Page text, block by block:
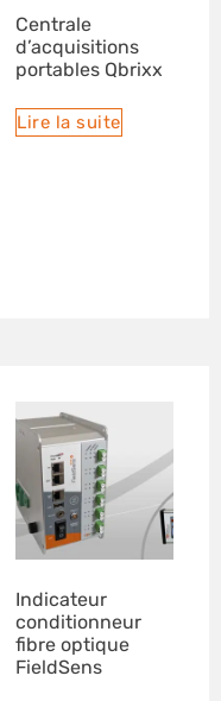
Centrale
d’acquisitions
portables Qbrixx
Lire la suite
Indicateur
conditionneur
fibre optique
FieldSens